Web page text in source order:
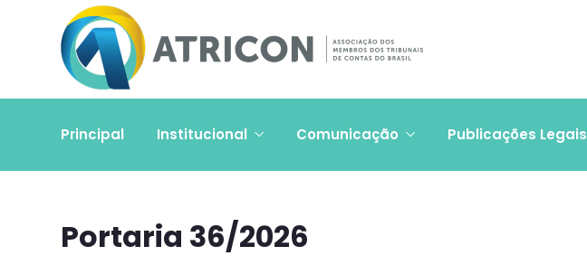
Principal Institucional Comunicação Publicações Legais
Portaria 36/2026